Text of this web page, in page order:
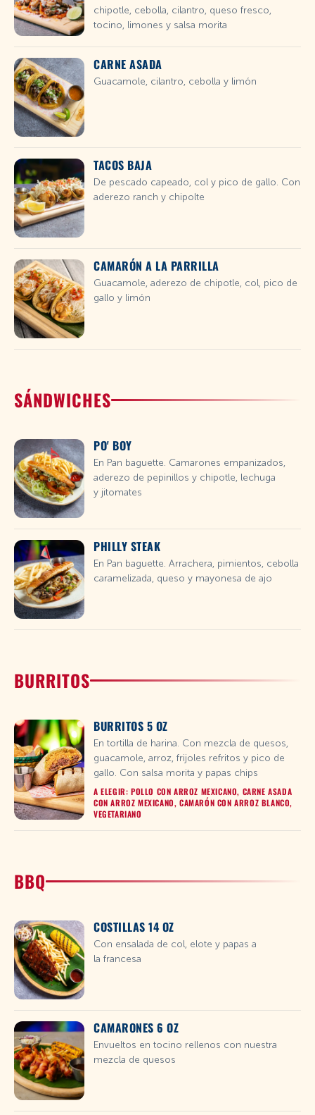
chipotle, cebolla, cilantro, queso fresco,
tocino, limones y salsa morita
CARNE ASADA
Guacamole, cilantro, cebolla y limón
TACOS BAJA
De pescado capeado, col y pico de gallo. Con
aderezo ranch y chipolte
CAMARÓN A LA PARRILLA
Guacamole, aderezo de chipotle, col, pico de
gallo y limón
SÁNDWICHES
PO' BOY
En Pan baguette. Camarones empanizados,
aderezo de pepinillos y chipotle, lechuga
y jitomates
PHILLY STEAK
En Pan baguette. Arrachera, pimientos, cebolla
caramelizada, queso y mayonesa de ajo
BURRITOS
BURRITOS 5 OZ
En tortilla de harina. Con mezcla de quesos,
guacamole, arroz, frijoles refritos y pico de
gallo. Con salsa morita y papas chips
A ELEGIR: POLLO CON ARROZ MEXICANO, CARNE ASADA
CON ARROZ MEXICANO, CAMARÓN CON ARROZ BLANCO,
VEGETARIANO
BBQ
COSTILLAS 14 OZ
Con ensalada de col, elote y papas a
la francesa
CAMARONES 6 OZ
Envueltos en tocino rellenos con nuestra
mezcla de quesos